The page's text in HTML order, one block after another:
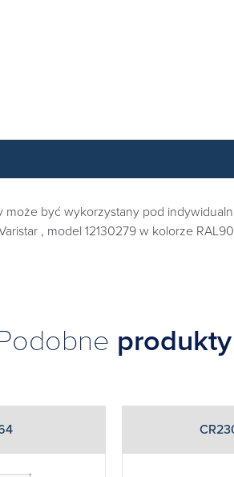
być wykorzystany pod
, model 12130279 w kolorze
produkty